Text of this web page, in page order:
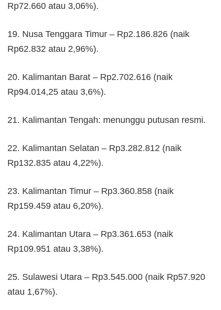
Rp72.660 atau 3,06%).
19. Nusa Tenggara Timur – Rp2.186.826 (naik
Rp62.832 atau 2,96%).
20. Kalimantan Barat – Rp2.702.616 (naik
Rp94.014,25 atau 3,6%).
21. Kalimantan Tengah: menunggu putusan resmi.
22. Kalimantan Selatan – Rp3.282.812 (naik
Rp132.835 atau 4,22%).
23. Kalimantan Timur – Rp3.360.858 (naik
Rp159.459 atau 6,20%).
24. Kalimantan Utara – Rp3.361.653 (naik
Rp109.951 atau 3,38%).
25. Sulawesi Utara – Rp3.545.000 (naik Rp57.920
atau 1,67%).